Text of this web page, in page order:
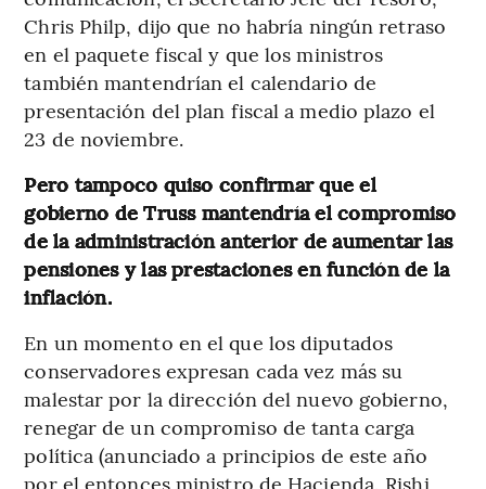
Chris Philp, dijo que no habría ningún retraso
en el paquete fiscal y que los ministros
también mantendrían el calendario de
presentación del plan fiscal a medio plazo el
23 de noviembre.
Pero tampoco quiso confirmar que el
gobierno de Truss mantendría el compromiso
de la administración anterior de aumentar las
pensiones y las prestaciones en función de la
inflación.
En un momento en el que los diputados
conservadores expresan cada vez más su
malestar por la dirección del nuevo gobierno,
renegar de un compromiso de tanta carga
política (anunciado a principios de este año
por el entonces ministro de Hacienda, Rishi